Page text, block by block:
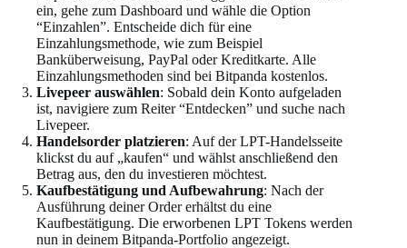
ein, gehe zum Dashboard und wähle die Option
“Einzahlen”. Entscheide dich für eine
Einzahlungsmethode, wie zum Beispiel
Banküberweisung, PayPal oder Kreditkarte. Alle
Einzahlungsmethoden sind bei Bitpanda kostenlos.
Livepeer auswählen: Sobald dein Konto aufgeladen
ist, navigiere zum Reiter “Entdecken” und suche nach
Livepeer.
Handelsorder platzieren: Auf der LPT-Handelsseite
klickst du auf „kaufen“ und wählst anschließend den
Betrag aus, den du investieren möchtest.
Kaufbestätigung und Aufbewahrung: Nach der
Ausführung deiner Order erhältst du eine
Kaufbestätigung. Die erworbenen LPT Tokens werden
nun in deinem Bitpanda-Portfolio angezeigt.